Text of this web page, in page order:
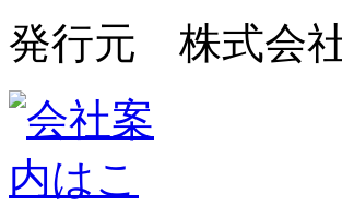
発行元 株式会